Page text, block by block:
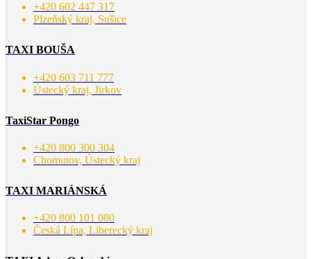
+420 602 447 317
Plzeňský kraj, Sušice
TAXI BOUŠA
+420 603 711 777
Ústecký kraj, Jirkov
TaxiStar Pongo
+420 800 300 304
Chomutov, Ústecký kraj
TAXI MARIÁNSKÁ
+420 800 101 080
Česká Lípa, Liberecký kraj